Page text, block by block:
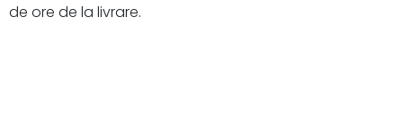
de ore de la livrare.